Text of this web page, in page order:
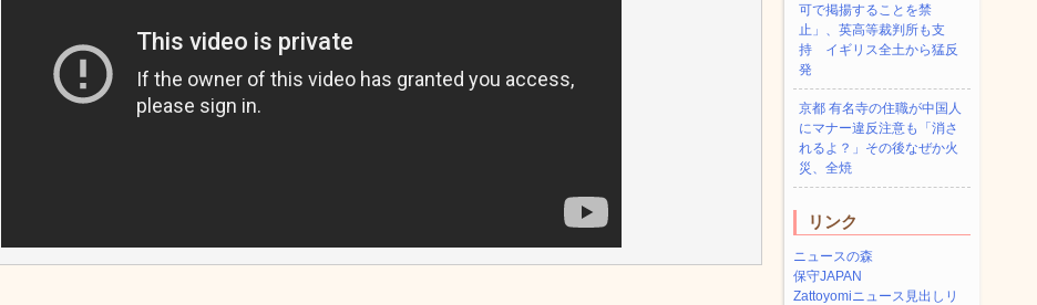
可で掲揚することを禁
止」、英高等裁判所も支
持 イギリス全土から猛反
発
京都 有名寺の住職が中国人
にマナー違反注意も「消さ
れるよ？」その後なぜか火
災、全焼
リンク
ニュースの森
保守JAPAN
Zattoyomiニュース見出しリ